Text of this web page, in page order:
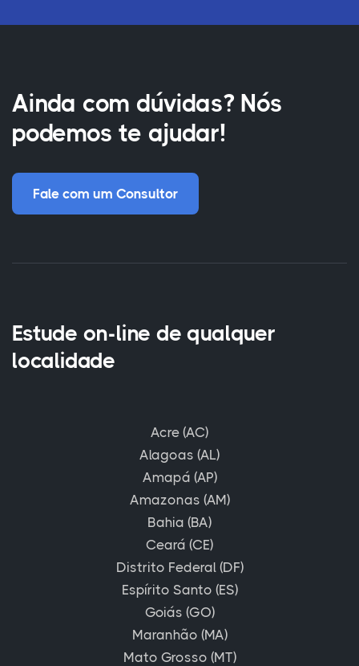
Ainda com dúvidas? Nós
podemos te ajudar!
Fale com um Consultor
Estude on-line de qualquer
localidade
Acre (AC)
Alagoas (AL)
Amapá (AP)
Amazonas (AM)
Bahia (BA)
Ceará (CE)
Distrito Federal (DF)
Espírito Santo (ES)
Goiás (GO)
Maranhão (MA)
Mato Grosso (MT)